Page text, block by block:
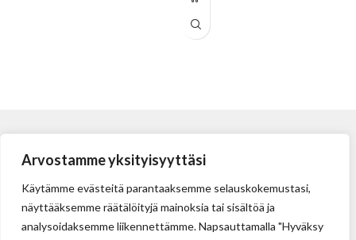
Arvostamme yksityisyyttäsi
Käytämme evästeitä parantaaksemme selauskokemustasi,
näyttääksemme räätälöityjä mainoksia tai sisältöä ja
analysoidaksemme liikennettämme. Napsauttamalla "Hyväksy